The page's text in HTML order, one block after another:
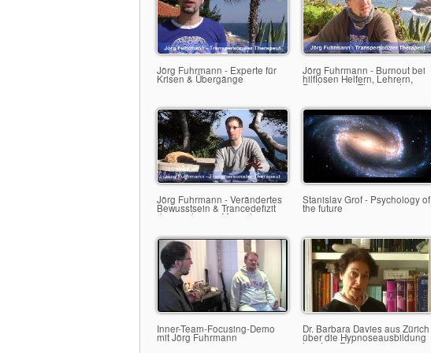
Jörg Fuhrmann - Experte für
Krisen & Übergänge
Jörg Fuhrmann - Burnout bei
hilflosen Helfern, Lehrern,
Pädagogen, Therapeuten &
Jörg Fuhrmann - Verändertes
Bewusstsein & Trancedefizit
des modernen Menschen
Stanislav Grof - Psychology of
the future
Inner-Team-Focusing-Demo
mit Jörg Fuhrmann
Dr. Barbara Davies aus Zürich
über die Hypnoseausbildung
bei Jörg Fuhrmann in